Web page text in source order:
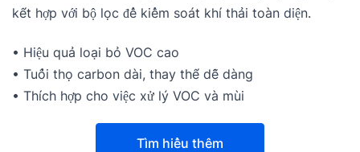
kết hợp với bộ lọc để kiểm soát khí thải toàn diện.
• Hiệu quả loại bỏ VOC cao
• Tuổi thọ carbon dài, thay thế dễ dàng
• Thích hợp cho việc xử lý VOC và mùi
Tìm hiểu thêm